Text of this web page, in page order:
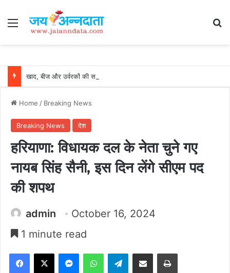
Menu
Home / Breaking News
Breaking News देश
हरियाणा: विधायक दल के नेता चुने गए
नायब सिंह सैनी, इस दिन लेंगे सीएम पद
की शपथ
admin
October 16, 2024
1 minute read
Facebook
X MessengerWhatsAppTelegramShare via Email Print